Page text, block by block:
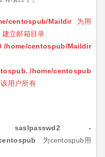
centospub/Maildir
为用
建立邮箱目录
/home/centospub/Maildir
/home/centospub
用户所有
saslpasswd2 -
为centospub用